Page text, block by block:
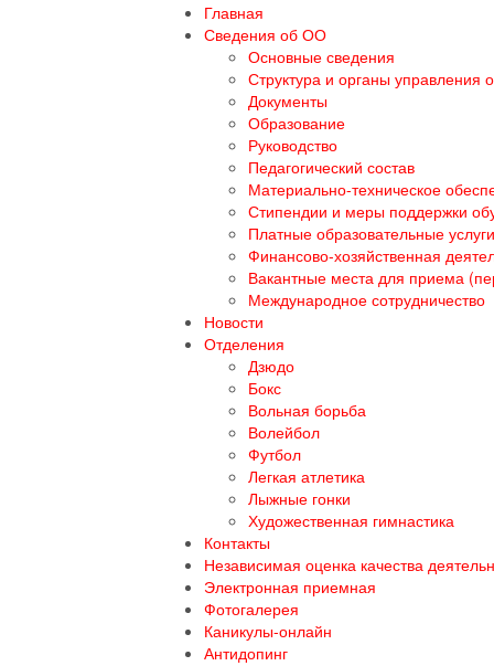
Главная
Сведения об ОО
Основные сведения
Структура и органы управления
Документы
Образование
Руководство
Педагогический состав
Материально-техническое
Стипендии и меры поддержки
Платные образовательные услуги
Финансово-хозяйственная
Вакантные места для приема
Международное сотрудничество
Новости
Отделения
Дзюдо
Бокс
Вольная борьба
Волейбол
Футбол
Легкая атлетика
Лыжные гонки
Художественная гимнастика
Контакты
Независимая оценка качества
Электронная приемная
Фотогалерея
Каникулы-онлайн
Антидопинг